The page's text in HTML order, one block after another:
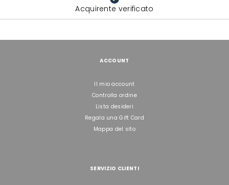
Acquirente verificato
ACCOUNT
Il mio account
Controlla ordine
Lista desideri
Regala una Gift Card
Mappa del sito
SERVIZIO CLIENTI